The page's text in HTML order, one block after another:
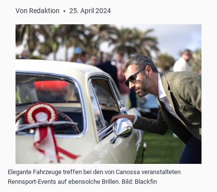
Von Redaktion 25. April 2024
Elegante Fahrzeuge treffen bei den von Canossa veranstalteten
Rennsport-Events auf ebensolche Brillen. Bild: Blackfin